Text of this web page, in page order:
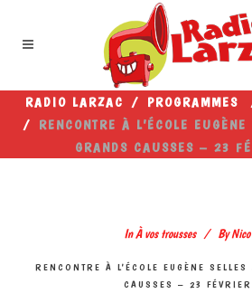
RADIO LARZAC / PROGRAMMES
/ RENCONTRE À L’ÉCOLE
GRANDS CAUSSES – 23
InÀ vos trousses By
RENCONTRE À L’ÉCOLE EUGÈNE
CAUSSES – 23